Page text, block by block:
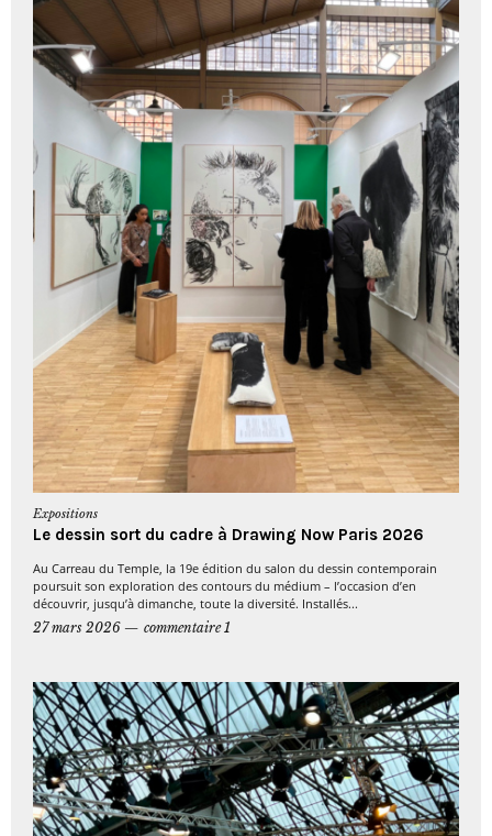
Expositions
Le dessin sort du cadre à Drawing Now Paris 2026
Au Carreau du Temple, la 19e édition du salon du dessin contemporain
poursuit son exploration des contours du médium – l’occasion d’en
découvrir, jusqu’à dimanche, toute la diversité. Installés...
27 mars 2026
commentaire 1